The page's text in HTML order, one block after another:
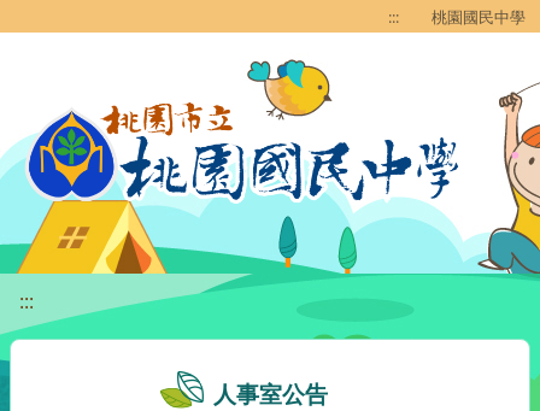
::: 桃園國民中學
:::
人事室公告